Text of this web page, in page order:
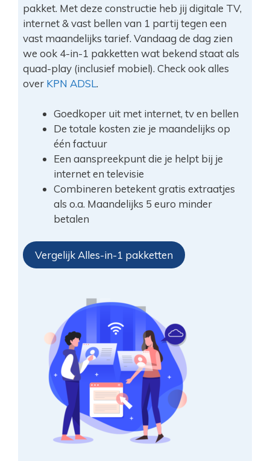
pakket. Met deze constructie heb jij digitale TV,
internet & vast bellen van 1 partij tegen een
vast maandelijks tarief. Vandaag de dag zien
we ook 4-in-1 pakketten wat bekend staat als
quad-play (inclusief mobiel). Check ook alles
over KPN ADSL.
Goedkoper uit met internet, tv en bellen
De totale kosten zie je maandelijks op
één factuur
Een aanspreekpunt die je helpt bij je
internet en televisie
Combineren betekent gratis extraatjes
als o.a. Maandelijks 5 euro minder
betalen
Vergelijk Alles-in-1 pakketten